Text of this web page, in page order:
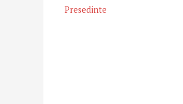
Presedinte